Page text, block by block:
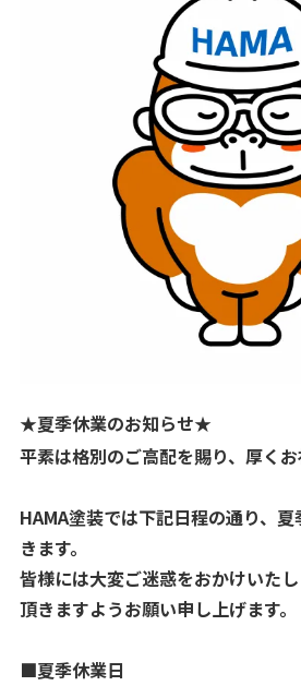
★夏季休業のお知らせ★
平素は格別のご高配を賜り、厚くお
HAMA塗装では下記日程の通り、
きます。
皆様には大変ご迷惑をおかけいた
頂きますようお願い申し上げます。
■夏季休業日